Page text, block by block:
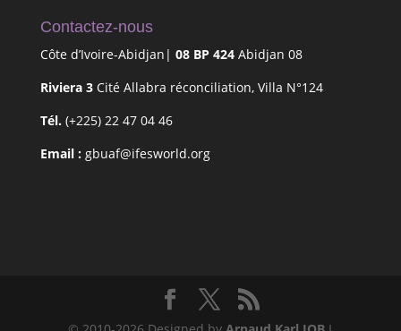
Contactez-nous
Côte d’Ivoire-Abidjan| 08 BP 424Abidjan 08
Riviera 3Cité Allabra réconciliation, Villa N°124
Tél. (+225) 22 47 04 46
Email : gbuaf@ifesworld.org